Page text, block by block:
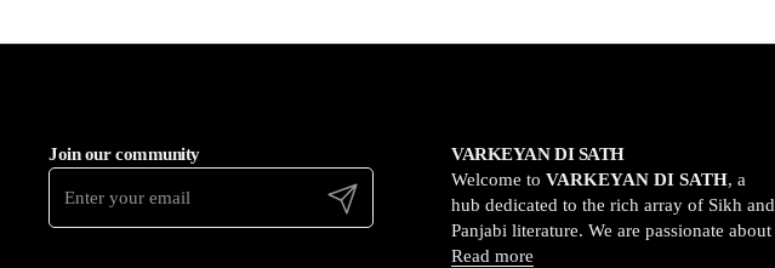
Join our community
Submit
VARKEYAN DI SATH
Welcome to VARKEYAN DI SATH, a
hub dedicated to the rich array of Sikh and
Panjabi literature. We are passionate about
Read more